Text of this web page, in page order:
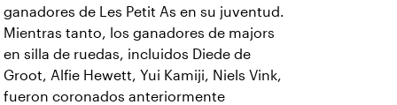
ganadores de Les Petit As en su juventud.
Mientras tanto, los ganadores de majors
en silla de ruedas, incluidos Diede de
Groot, Alfie Hewett, Yui Kamiji, Niels Vink,
fueron coronados anteriormente